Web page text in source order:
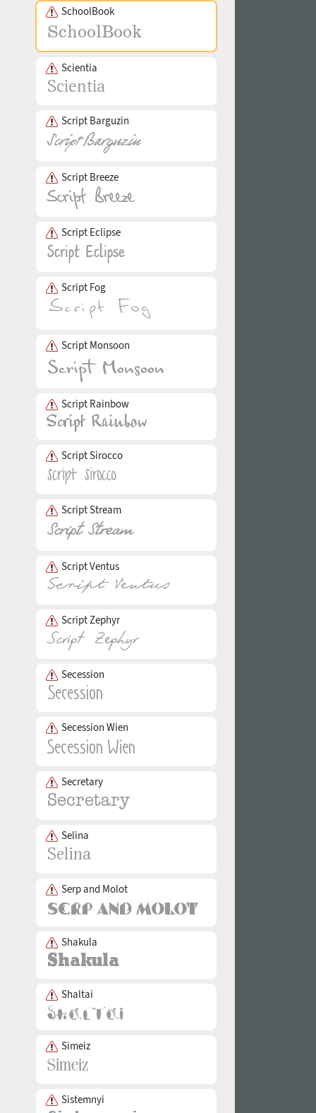
SchoolBook
Scientia
Script Barguzin
Script Breeze
Script Eclipse
Script Fog
Script Monsoon
Script Rainbow
Script Sirocco
Script Stream
Script Ventus
Script Zephyr
Secession
Secession Wien
Secretary
Selina
Serp and Molot
Shakula
Shaltai
Simeiz
Sistemnyi